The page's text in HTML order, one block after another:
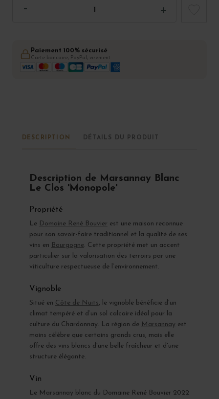
Paiement 100% sécurisé
Carte bancaire, PayPal, virement
DESCRIPTION DÉTAILS DU PRODUIT
Description de Marsannay Blanc
Le Clos 'Monopole'
Propriété
Le Domaine René Bouvier est une maison reconnue
pour son savoir-faire traditionnel et la qualité de ses
vins en Bourgogne. Cette propriété met un accent
particulier sur la valorisation des terroirs par une
viticulture respectueuse de l’environnement.
Vignoble
Situé en Côte de Nuits, le vignoble bénéficie d’un
climat tempéré et d’un sol calcaire idéal pour la
culture du Chardonnay. La région de Marsannay est
moins célèbre que certains grands crus, mais elle
offre des vins blancs d'une belle fraîcheur et d'une
structure élégante.
Vin
Le Marsannay blanc du Domaine René Bouvier 2022